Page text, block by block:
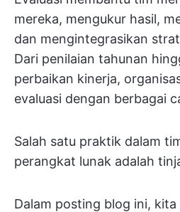
mereka, mengukur hasil,
dan mengintegrasikan
Dari penilaian tahunan
perbaikan kinerja,
evaluasi dengan berbagai
Salah satu praktik dalam
perangkat lunak adalah
Dalam posting blog ini,